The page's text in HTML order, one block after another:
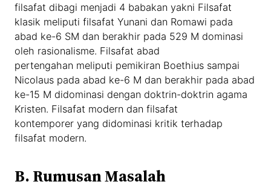
filsafat dibagi menjadi 4 babakan yakni Filsafat
klasik meliputi filsafat Yunani dan Romawi pada
abad ke-6 SM dan berakhir pada 529 M dominasi
oleh rasionalisme. Filsafat abad
pertengahan meliputi pemikiran Boethius sampai
Nicolaus pada abad ke-6 M dan berakhir pada abad
ke-15 M didominasi dengan doktrin-doktrin agama
Kristen. Filsafat modern dan filsafat
kontemporer yang didominasi kritik terhadap
filsafat modern.
B. Rumusan Masalah